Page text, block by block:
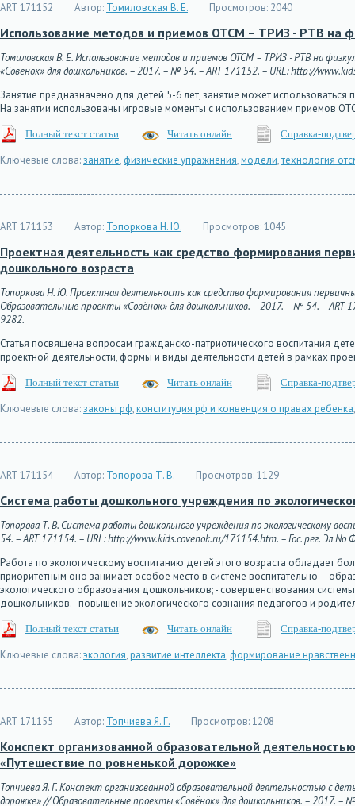
ART 171152 Автор: Томиловская В. Е. Просмотров: 2040
Использование методов и приемов ОТСМ – ТРИЗ - РТВ на
Томиловская В. Е. Использование методов и приемов ОТСМ – ТРИЗ - РТВ на
«Совёнок» для дошкольников. – 2017. – № 54. – ART 171152. – URL: http://
Занятие предназначено для детей 5-6 лет, занятие может
На занятии использованы игровые моменты с использованием приемов
Полный текст статьи Читать онлайн Справка-
Ключевые слова:занятие, физические упражнения,модели,технология
ART 171153 Автор: Топоркова Н. Ю. Просмотров:1045
Проектная деятельность как средство формирования
дошкольного возраста
Топоркова Н. Ю. Проектная деятельность как средство формирования
Образовательные проекты «Совёнок» для дошкольников. – 2017. – № 54. – ART
9282.
Статья посвящена вопросам гражданско-патриотического воспитания
проектной деятельности, формы и виды деятельности детей в рамках
Полный текст статьи Читать онлайн Справка-
Ключевые слова:законы рф,конституция рф и конвенция о правах ребенка
ART 171154 Автор: Топорова Т. В. Просмотров:1129
Система работы дошкольного учреждения по
Топорова Т. В. Система работы дошкольного учреждения по экологическому
54. – ART 171154. – URL: http://www.kids.covenok.ru/171154.htm. – Гос. рег. Эл
Работа по экологическому воспитанию детей этого возраста обладает
приоритетным оно занимает особое место в системе воспитательно –
экологического образования дошкольников; - совершенствования
дошкольников. - повышение экологического сознания педагогов и
Полный текст статьи Читать онлайн Справка-
Ключевые слова:экология,развитие интеллекта, формирование
ART 171155 Автор: Топчиева Я. Г. Просмотров:1208
Конспект организованной образовательной
«Путешествие по ровненькой дорожке»
Топчиева Я. Г. Конспект организованной образовательной деятельностью с
дорожке» // Образовательные проекты «Совёнок» для дошкольников. – 2017. –